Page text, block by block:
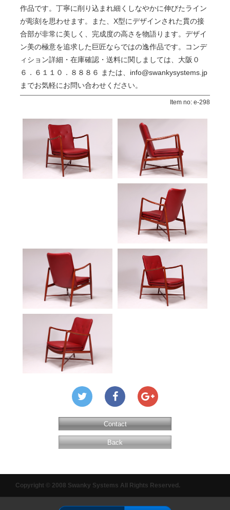
作品です。丁寧に削り込まれ細くしなやかに伸びたライン
が彫刻を思わせます。また、X型にデザインされた貫の接
合部が非常に美しく、完成度の高さを物語ります。デザイ
ン美の極意を追求した巨匠ならではの逸作品です。コンデ
ィション詳細・在庫確認・送料に関しましては、大阪０
６．６１１０．８８８６ または、info@swankysystems.jp
までお気軽にお問い合わせください。
Item no: e-298
Contact
Back
Copyright © 2008 Swanky Systems All Rights Reserved.